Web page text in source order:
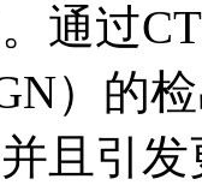
通过
）的
且引